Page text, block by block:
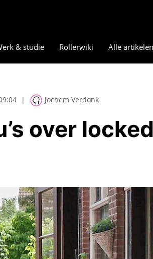
& studie Rollerwiki Alle artikelen
| Jochem Verdonk
over